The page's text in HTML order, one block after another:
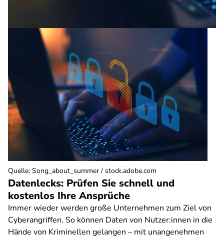
Datenlecks: Prüfen Sie schnell und
kostenlos Ihre Ansprüche
Immer wieder werden große Unternehmen zum Ziel von
Cyberangriffen. So können Daten von Nutzer:innen in die
Hände von Kriminellen gelangen – mit unangenehmen
Quelle: Song_about_summer / stock.adobe.com